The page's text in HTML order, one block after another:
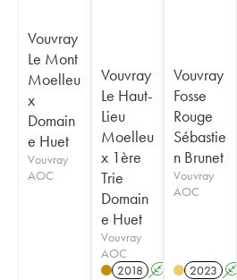
Vouvray
Le Mont
Moelleu
x
Domain
e Huet
Vouvray
AOC
Vouvray
Le Haut-
Lieu
Moelleu
x 1ère
Trie
Domain
e Huet
Vouvray
AOC
2018 A S
Vouvray
Fosse
Rouge
Sébastie
n Brunet
Vouvray
AOC
2023 A